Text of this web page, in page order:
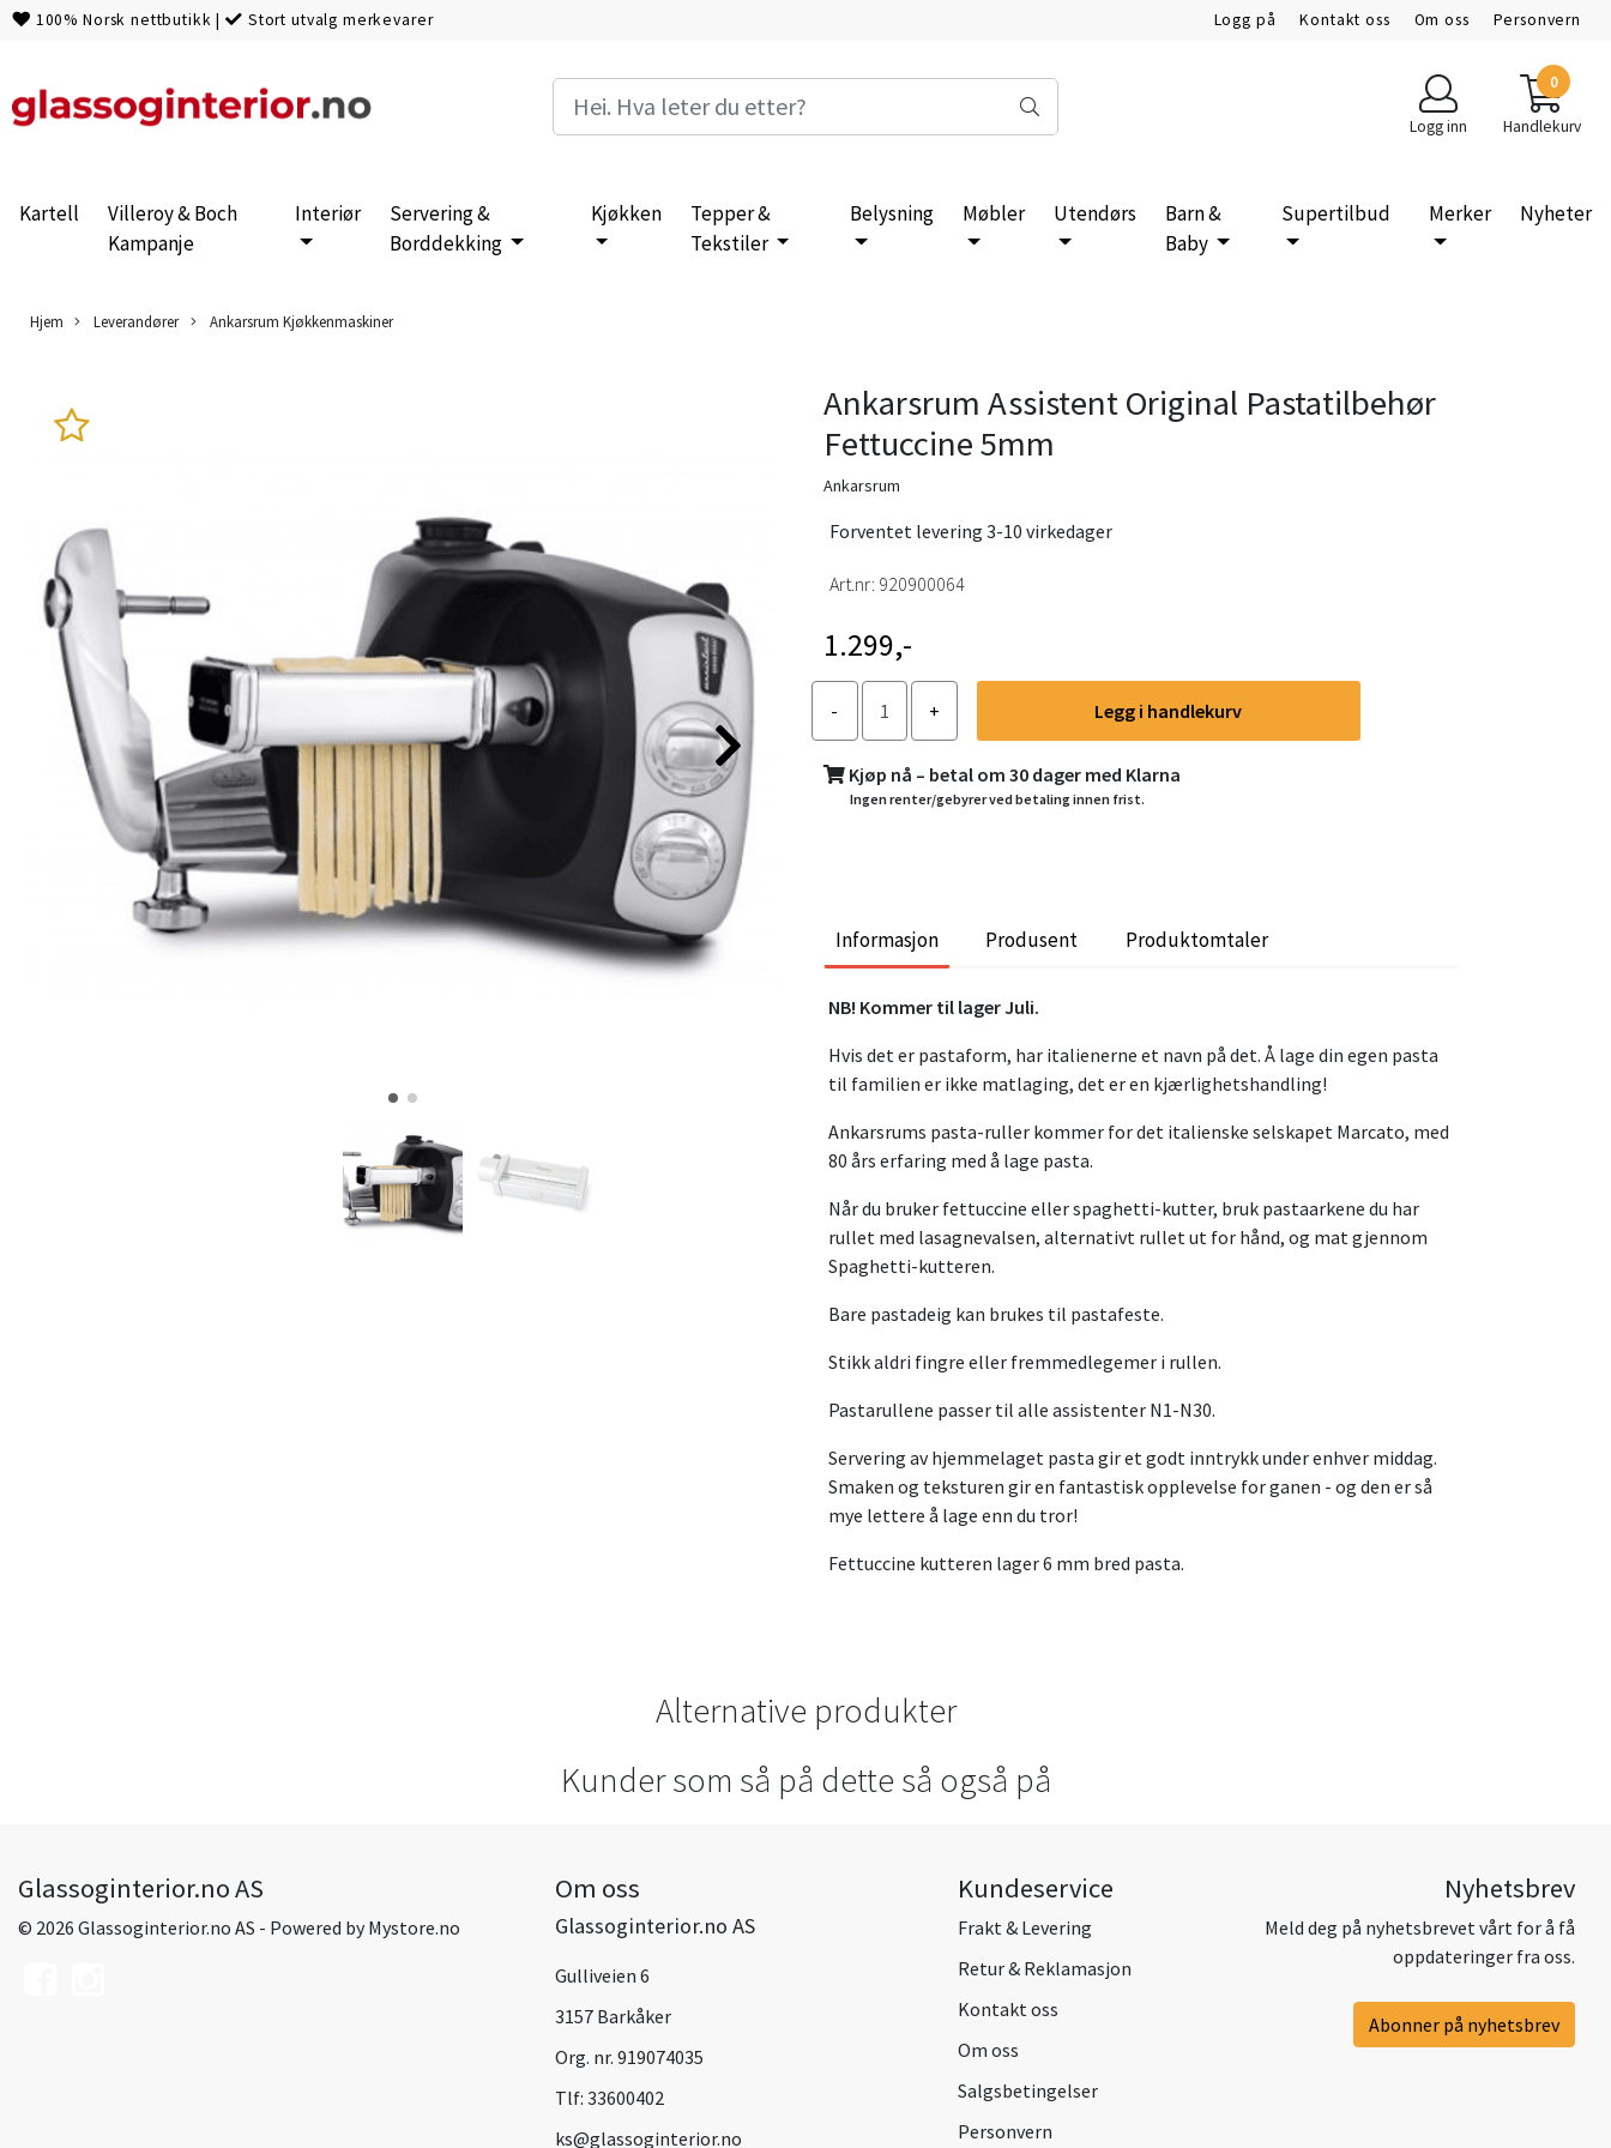
100% Norsk nettbutikk | Stort utvalg merkevarer Logg på Kontakt oss Om oss Personvern
Logg inn
0
Handlekurv
Kartell
Villeroy & Boch
Kampanje
Interiør
Servering &
Borddekking
Kjøkken
Tepper &
Tekstiler
Belysning Møbler Utendørs
Barn &
Baby
Supertilbud Merker Nyheter
Hjem Leverandører Ankarsrum Kjøkkenmaskiner
Ankarsrum Assistent Original Pastatilbehør
Fettuccine 5mm
Ankarsrum
Forventet levering 3-10 virkedager
Art.nr: 920900064
1.299,-
Legg i handlekurv
Kjøp nå – betal om 30 dager med Klarna
Ingen renter/gebyrer ved betaling innen frist.
Informasjon Produsent Produktomtaler
NB! Kommer til lager Juli.
Hvis det er pastaform, har italienerne et navn på det. Å lage din egen pasta
til familien er ikke matlaging, det er en kjærlighetshandling!
Ankarsrums pasta-ruller kommer for det italienske selskapet Marcato, med
80 års erfaring med å lage pasta.
Når du bruker fettuccine eller spaghetti-kutter, bruk pastaarkene du har
rullet med lasagnevalsen, alternativt rullet ut for hånd, og mat gjennom
Spaghetti-kutteren.
Bare pastadeig kan brukes til pastafeste.
Stikk aldri fingre eller fremmedlegemer i rullen.
Pastarullene passer til alle assistenter N1-N30.
Servering av hjemmelaget pasta gir et godt inntrykk under enhver middag.
Smaken og teksturen gir en fantastisk opplevelse for ganen - og den er så
mye lettere å lage enn du tror!
Fettuccine kutteren lager 6 mm bred pasta.
Alternative produkter
Kunder som så på dette så også på
Glassoginterior.no AS
© 2026 Glassoginterior.no AS - Powered byMystore.no
Om oss
Glassoginterior.no AS
Gulliveien 6
3157 Barkåker
Org. nr. 919074035
Tlf: 33600402
ks@glassoginterior.no
Kundeservice
Frakt & Levering
Retur & Reklamasjon
Kontakt oss
Om oss
Salgsbetingelser
Personvern
Nyhetsbrev
Meld deg på nyhetsbrevet vårt for å få
oppdateringer fra oss.
Abonner på nyhetsbrev